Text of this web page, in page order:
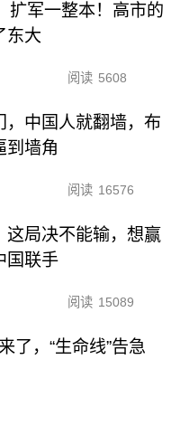
扩军一整本！高市的
东大
阅读 5608
，中国人就翻墙，布
到墙角
阅读 16576
这局决不能输，想赢
国联手
阅读 15089
了，“生命线”告急